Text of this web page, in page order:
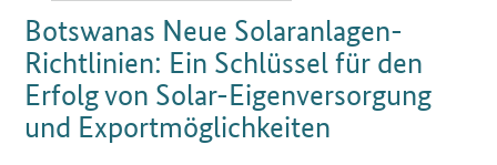
Botswanas Neue Solaranlagen-
Richtlinien: Ein Schlüssel für den
Erfolg von Solar-Eigenversorgung
und Exportmöglichkeiten